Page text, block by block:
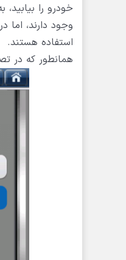
استفاده هستند.
همانطور که در